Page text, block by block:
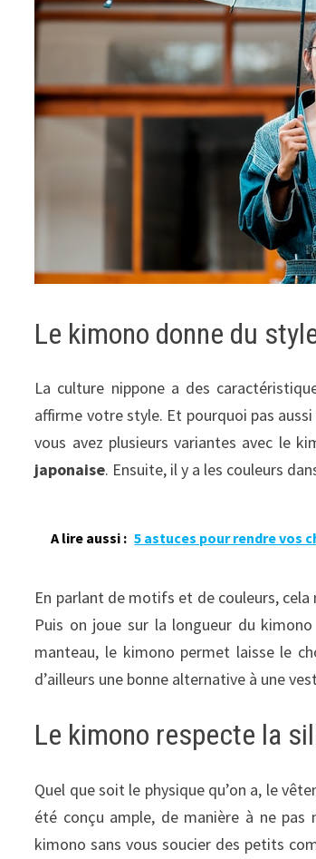
Le kimono donne du
La culture nippone a des
affirme votre style. Et pourquoi pas
vous avez plusieurs variantes avec le
japonaise. Ensuite, il y a les couleurs
A lire aussi : 5 astuces pour rendre vos
En parlant de motifs et de couleurs, cela
Puis on joue sur la longueur du
manteau, le kimono permet laisse le
d’ailleurs une bonne alternative à une
Le kimono respecte la
Quel que soit le physique qu’on a, le
été conçu ample, de manière à ne pas
kimono sans vous soucier des petits